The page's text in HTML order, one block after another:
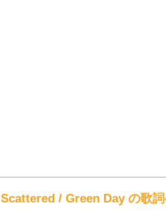
Scattered / Green Day の歌